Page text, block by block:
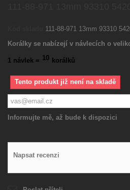
111-88-971 13mm 93310
Korálky se nabízejí v návlecích o
1 návlek = 10 korálků
Tento produkt již není na skladě
Informujte mě, až bude k dispozici
Napsat recenzi